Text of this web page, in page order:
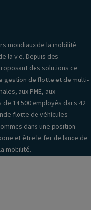
mondiaux de la mobilité
la vie. Depuis des
des solutions de
gestion de flotte et de multi-
aux PME, aux
14 500 employés dans 42
flotte de véhicules
dans une position
et être le fer de lance de
mobilité.